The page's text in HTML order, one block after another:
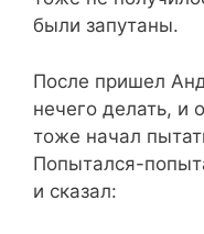
были запутаны.
После пришел
нечего делать, и
тоже начал
Попытался-
и сказал: